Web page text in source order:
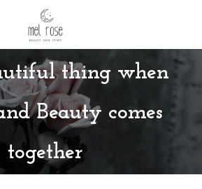
thing when
Beauty comes
together